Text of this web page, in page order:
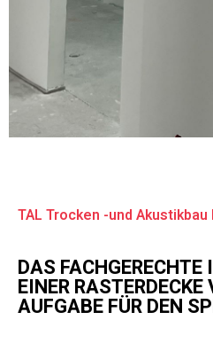
TAL Trocken -und Akustikbau
DAS
EINER
AUFGABE FÜR DEN